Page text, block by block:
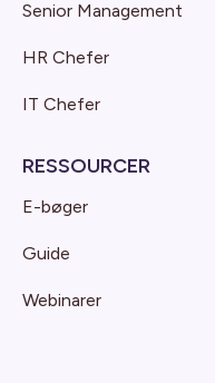
Senior Management
HR Chefer
IT Chefer
RESSOURCER
E-bøger
Guide
Webinarer